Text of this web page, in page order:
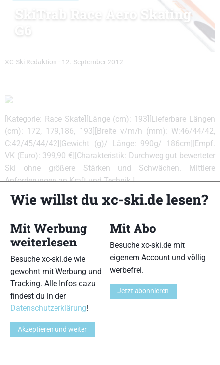
SkiTrab Race Aero Skating
G6
XC-Ski Redaktion - 12. September 2012
[Kategorie: Race Skate][Länge (cm): 193][Lieferbare Längen
(cm): 172, 179,186, 193][Breite v/m/h (mm): W:46/44/42,
C:42/45/44/42][Gewicht (g)/ Länge: 990g/ 186cm][Empf.
VK (Euro): 399,90 €][Charakteristik: Durchweg gut bewerteter
Ski ohne größere Stärken und Schwächen. Mittlere
Anforderungen an Kraft und Technik.]
{Abstoßverhalten:10,11,12,13}{Einschubverhalten:11,12,13}
{Gleitfähigkeit:10,12,11,13}{Führung:11,12,13}
{Abfahrtsverhalten:11,12,13}
VERWANDTE ARTIKEL
One Way Premio 10
Peltonen Supra
XTT
Zurück Weiter
Wie willst du xc-ski.de lesen?
Mit Werbung
weiterlesen
Besuche xc-ski.de wie
gewohnt mit Werbung und
Tracking. Alle Infos dazu
findest du in der
Datenschutzerklärung!
Akzeptieren und weiter
Mit Abo
Besuche xc-ski.de mit
eigenem Account und völlig
werbefrei.
Jetzt abonnieren